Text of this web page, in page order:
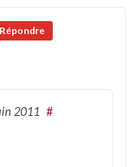
Répondre
2011 #